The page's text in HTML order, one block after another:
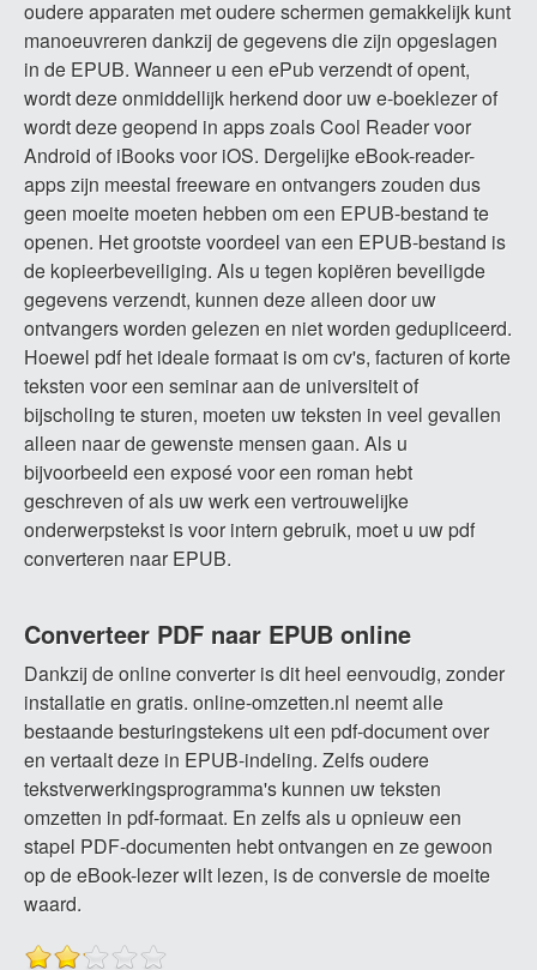
oudere apparaten met oudere schermen gemakkelijk kunt
manoeuvreren dankzij de gegevens die zijn opgeslagen
in de EPUB. Wanneer u een ePub verzendt of opent,
wordt deze onmiddellijk herkend door uw e-boeklezer of
wordt deze geopend in apps zoals Cool Reader voor
Android of iBooks voor iOS. Dergelijke eBook-reader-
apps zijn meestal freeware en ontvangers zouden dus
geen moeite moeten hebben om een ​​EPUB-bestand te
openen. Het grootste voordeel van een EPUB-bestand is
de kopieerbeveiliging. Als u tegen kopiëren beveiligde
gegevens verzendt, kunnen deze alleen door uw
ontvangers worden gelezen en niet worden gedupliceerd.
Hoewel pdf het ideale formaat is om cv's, facturen of korte
teksten voor een seminar aan de universiteit of
bijscholing te sturen, moeten uw teksten in veel gevallen
alleen naar de gewenste mensen gaan. Als u
bijvoorbeeld een exposé voor een roman hebt
geschreven of als uw werk een vertrouwelijke
onderwerpstekst is voor intern gebruik, moet u uw pdf
converteren naar EPUB.
Converteer PDF naar EPUB online
Dankzij de online converter is dit heel eenvoudig, zonder
installatie en gratis. online-omzetten.nl neemt alle
bestaande besturingstekens uit een pdf-document over
en vertaalt deze in EPUB-indeling. Zelfs oudere
tekstverwerkingsprogramma's kunnen uw teksten
omzetten in pdf-formaat. En zelfs als u opnieuw een
stapel PDF-documenten hebt ontvangen en ze gewoon
op de eBook-lezer wilt lezen, is de conversie de moeite
waard.